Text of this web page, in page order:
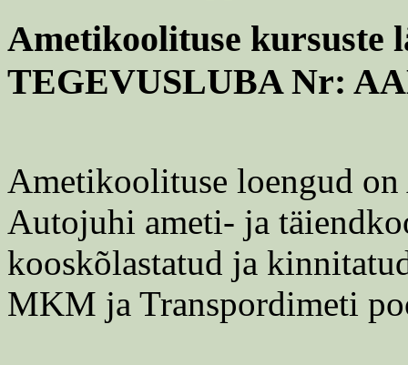
Ametikoolituse kursuste
TEGEVUSLUBA Nr:
Ametikoolituse loengud
Autojuhi ameti- ja
kooskõlastatud ja
MKM ja Transpordimeti